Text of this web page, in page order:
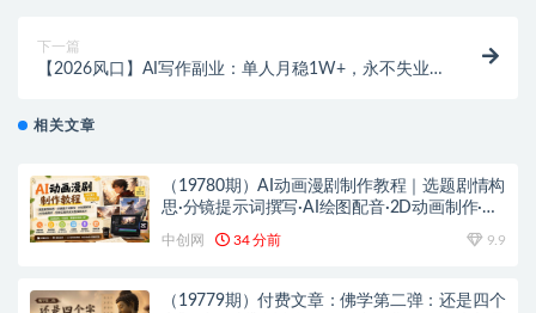
下一篇
【2026风口】AI写作副业：单人月稳1W+，永不失业
相关文章
（19780期）AI动画漫剧制作教程｜选题剧情构
思·分镜提示词撰写·AI绘图配音·2D动画制作·剪
中创网 34 分前 9.9
（19779期）付费文章：佛学第二弹：还是四个